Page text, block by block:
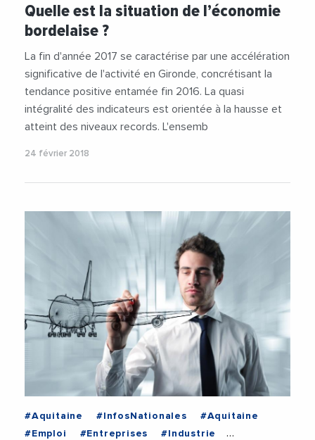
#Entreprises
#Gironde
#Industrie
#NouvelleAquitaine
Quelle est la situation de l’économie
bordelaise ?
La fin d'année 2017 se caractérise par une accélération
significative de l'activité en Gironde, concrétisant la
tendance positive entamée fin 2016. La quasi
intégralité des indicateurs est orientée à la hausse et
atteint des niveaux records. L'ensemb
24 février 2018
#Aquitaine #InfosNationales
#Aquitaine
#Emploi
#Entreprises
#Industrie